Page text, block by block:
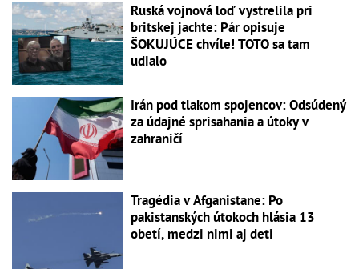
Ruská vojnová loď vystrelila pri
britskej jachte: Pár opisuje
ŠOKUJÚCE chvíle! TOTO sa tam
udialo
Irán pod tlakom spojencov: Odsúdený
za údajné sprisahania a útoky v
zahraničí
Tragédia v Afganistane: Po
pakistanských útokoch hlásia 13
obetí, medzi nimi aj deti